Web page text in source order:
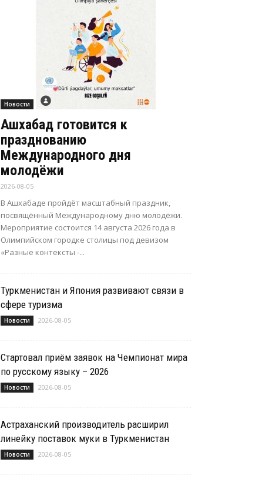
Новости
Ашхабад готовится к
празднованию
Международного дня
молодёжи
2026-08-05
В Ашхабаде пройдёт масштабный праздник,
посвящённый Международному дню молодёжи.
Мероприятие состоится 14 августа 2026 года в
Олимпийском городке столицы под девизом
«Разные контексты -...
Туркменистан и Япония развивают связи в
сфере туризма
Новости 2026-08-05
Стартовал приём заявок на Чемпионат мира
по русскому языку – 2026
Новости 2026-08-05
Астраханский производитель расширил
линейку поставок муки в Туркменистан
Новости 2026-08-05